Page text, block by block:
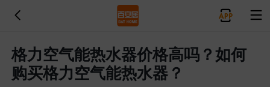
格力空气能热水器价格高吗？如何
购买格力空气能热水器？